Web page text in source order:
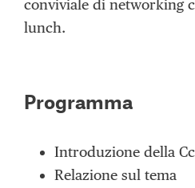
conviviale di networking
lunch.
Programma
Introduzione della
Relazione sul tema